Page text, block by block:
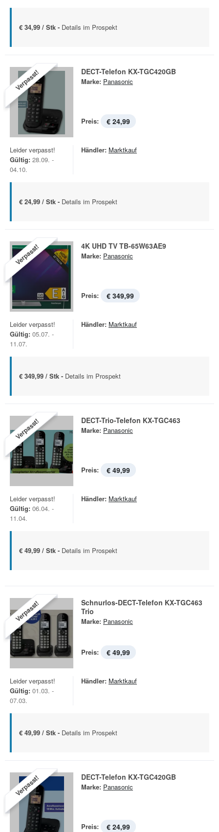
€ 34,99 / Stk - Details im Prospekt
Verpasst! DECT-Telefon KX-TGC420GB
Marke: Panasonic
Preis: € 24,99
Leider verpasst!
Gültig: 28.09. -
04.10.
Händler: Marktkauf
€ 24,99 / Stk - Details im Prospekt
Verpasst! 4K UHD TV TB-65W63AE9
Marke: Panasonic
Preis: € 349,99
Leider verpasst!
Gültig: 05.07. -
11.07.
Händler: Marktkauf
€ 349,99 / Stk - Details im Prospekt
Verpasst! DECT-Trio-Telefon KX-TGC463
Marke: Panasonic
Preis: € 49,99
Leider verpasst!
Gültig: 06.04. -
11.04.
Händler: Marktkauf
€ 49,99 / Stk - Details im Prospekt
Verpasst!
Schnurlos-DECT-Telefon KX-TGC463
Trio
Marke: Panasonic
Preis: € 49,99
Leider verpasst!
Gültig: 01.03. -
07.03.
Händler: Marktkauf
€ 49,99 / Stk - Details im Prospekt
Verpasst! DECT-Telefon KX-TGC420GB
Marke: Panasonic
Preis: € 24,99